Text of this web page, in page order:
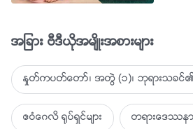
အျခား ဗီဒီယိုအမ်ိဳးအစားမ်ား
ႏႈတ္ကပတ္ေတာ္၊ အတြဲ (၁)၊ ဘုရားသခင္၏ ေ
ဧဝံေဂလိ ႐ုပ္ရွင္မ်ား တရားေဒႆနာအ